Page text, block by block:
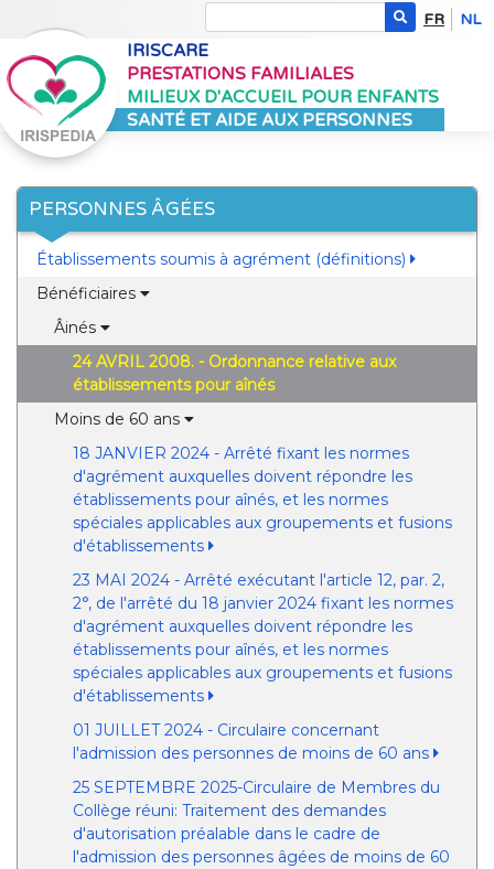
FR NL
IRISCARE
PRESTATIONS FAMILIALES
MILIEUX D'ACCUEIL POUR ENFANTS
SANTÉ ET AIDE AUX PERSONNES
PERSONNES ÂGÉES
Établissements soumis à agrément (définitions)
Bénéficiaires
Âinés
24 AVRIL 2008. - Ordonnance relative aux
établissements pour aînés
Moins de 60 ans
18 JANVIER 2024 - Arrêté fixant les normes
d'agrément auxquelles doivent répondre les
établissements pour aînés, et les normes
spéciales applicables aux groupements et fusions
d'établissements
23 MAI 2024 - Arrêté exécutant l'article 12, par. 2,
2°, de l'arrêté du 18 janvier 2024 fixant les normes
d'agrément auxquelles doivent répondre les
établissements pour aînés, et les normes
spéciales applicables aux groupements et fusions
d'établissements
01 JUILLET 2024 - Circulaire concernant
l'admission des personnes de moins de 60 ans
25 SEPTEMBRE 2025-Circulaire de Membres du
Collège réuni: Traitement des demandes
d'autorisation préalable dans le cadre de
l'admission des personnes âgées de moins de 60